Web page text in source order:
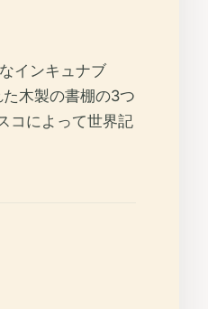
インキュナブ
木製の書棚の3つ
コによって世界記